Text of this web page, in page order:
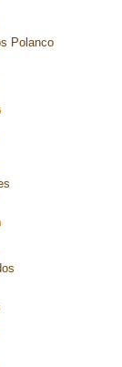
Polanco